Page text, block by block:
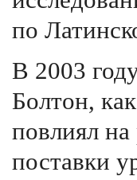
по
В 2003
Болтон,
повлиял
поставки